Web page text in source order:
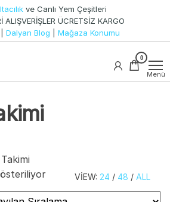
ve Canlı Yem Çeşitleri
ÜCRETSİZ KARGO
Dalyan Blog Mağaza Konumu
0
Menü
VIEW: 24 / 48 / ALL